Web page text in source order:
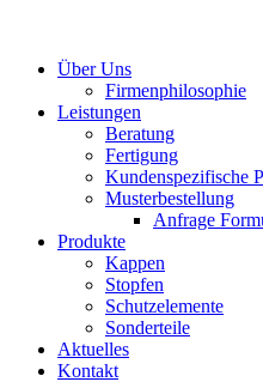
Über Uns
Firmenphilosophie
Leistungen
Beratung
Fertigung
Kundenspezifische
Musterbestellung
Anfrage
Produkte
Kappen
Stopfen
Schutzelemente
Sonderteile
Aktuelles
Kontakt